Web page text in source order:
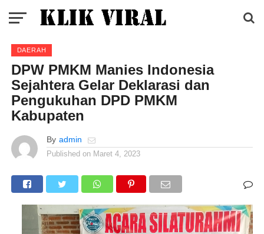
DAERAH
DPW PMKM Manies Indonesia
Sejahtera Gelar Deklarasi dan
Pengukuhan DPD PMKM
Kabupaten
By admin
Published on Maret 4, 2023